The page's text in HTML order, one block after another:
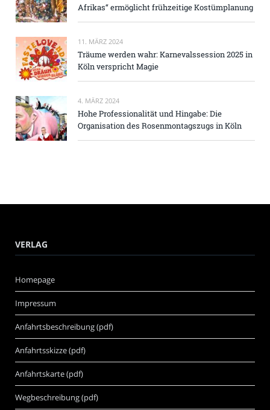
Afrikas“ ermöglicht frühzeitige Kostümplanung
11. MÄRZ 2024
Träume werden wahr: Karnevalssession 2025 in
Köln verspricht Magie
4. MÄRZ 2024
Hohe Professionalität und Hingabe: Die
Organisation des Rosenmontagszugs in Köln
VERLAG
Homepage
Impressum
Anfahrtsbeschreibung (pdf)
Anfahrtsskizze (pdf)
Anfahrtskarte (pdf)
Wegbeschreibung (pdf)